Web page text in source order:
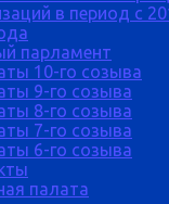
в период с
парламент
10-го созыва
9-го созыва
8-го созыва
7-го созыва
6-го созыва
палата